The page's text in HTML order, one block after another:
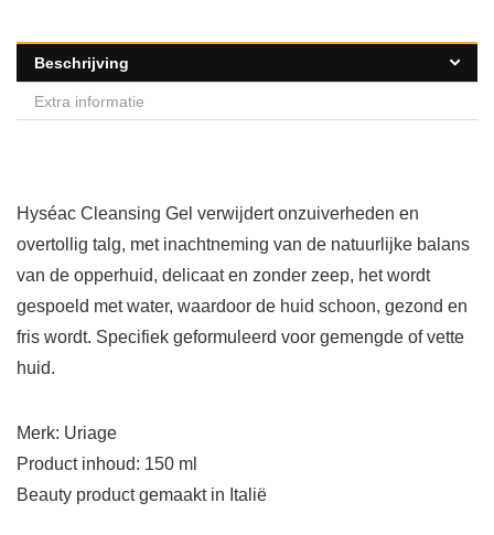
Beschrijving
Extra informatie
Hyséac Cleansing Gel verwijdert onzuiverheden en
overtollig talg, met inachtneming van de natuurlijke balans
van de opperhuid, delicaat en zonder zeep, het wordt
gespoeld met water, waardoor de huid schoon, gezond en
fris wordt. Specifiek geformuleerd voor gemengde of vette
huid.
Merk: Uriage
Product inhoud: 150 ml
Beauty product gemaakt in Italië